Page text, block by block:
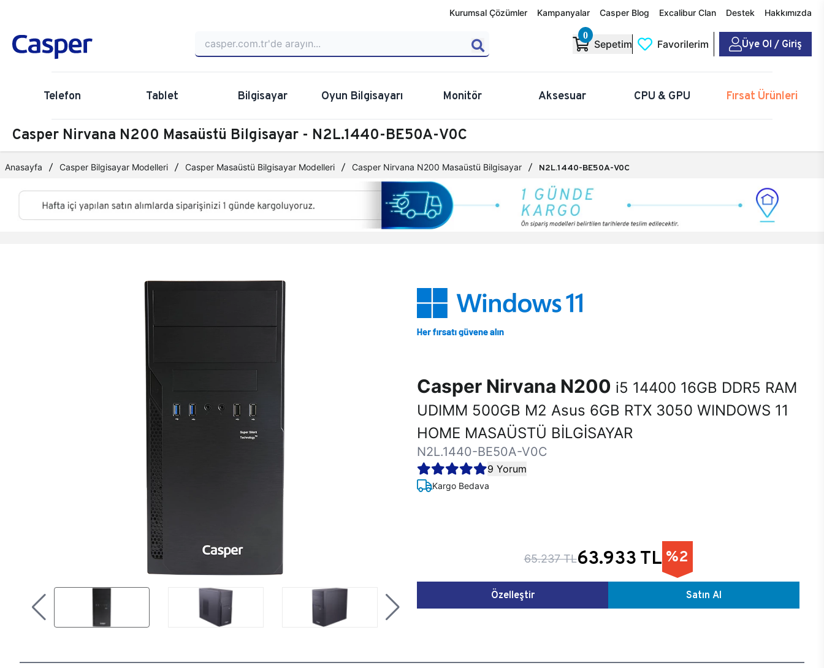
Kurumsal Çözümler Kampanyalar Casper Blog Excalibur Clan Destek Hakkımızda
0
Sepetim Favorilerim Üye Ol / Giriş
Telefon Tablet Bilgisayar Oyun Bilgisayarı Monitör Aksesuar CPU & GPU Fırsat Ürünleri
Casper Nirvana N200 Masaüstü Bilgisayar - N2L.1440-BE50A-V0C
Anasayfa Casper Bilgisayar Modelleri Casper Masaüstü Bilgisayar Modelleri Casper Nirvana N200 Masaüstü Bilgisayar N2L.1440-BE50A-V0C
Casper Nirvana N200 i5 14400 16GB DDR5 RAM
UDIMM 500GB M2 Asus 6GB RTX 3050 WINDOWS 11
HOME MASAÜSTÜ BİLGİSAYAR
N2L.1440-BE50A-V0C
9 Yorum
Kargo Bedava
65.237 TL63.933 TL %2
Özelleştir Satın Al